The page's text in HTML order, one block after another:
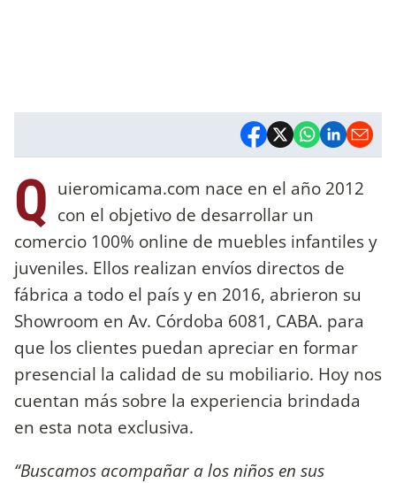
Q uieromicama.com nace en el año 2012
con el objetivo de desarrollar un
comercio 100% online de muebles infantiles y
juveniles. Ellos realizan envíos directos de
fábrica a todo el país y en 2016, abrieron su
Showroom en Av. Córdoba 6081, CABA. para
que los clientes puedan apreciar en formar
presencial la calidad de su mobiliario. Hoy nos
cuentan más sobre la experiencia brindada
en esta nota exclusiva.
“Buscamos acompañar a los niños en sus